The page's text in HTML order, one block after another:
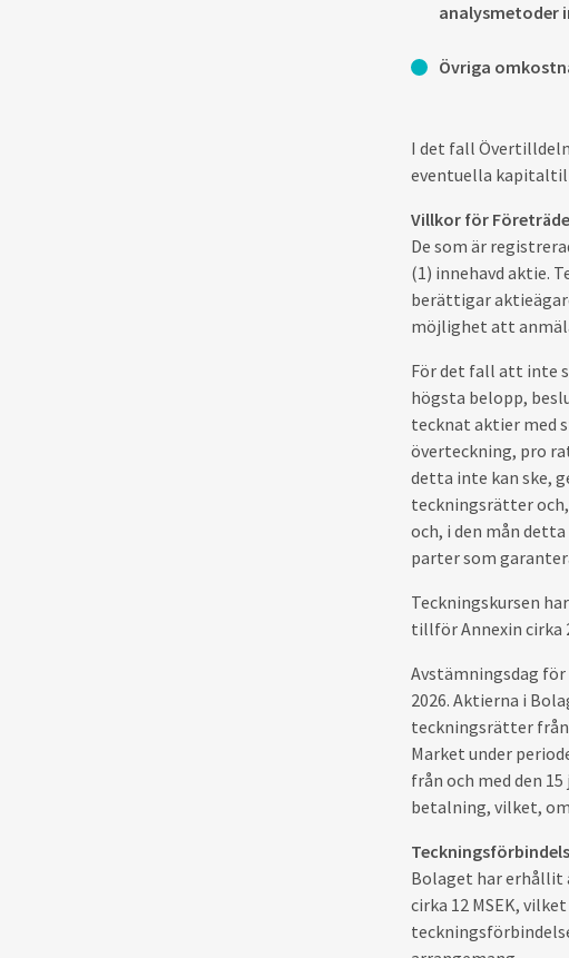
analysmetoder
Övriga
I det fall
eventuella
Villkor för
De som är
(1) innehavd aktie.
berättigar
möjlighet att
För det fall att inte
högsta belopp,
tecknat aktier med
överteckning, pro
detta inte kan ske,
teckningsrätter
och, i den mån
parter som
Teckningskursen
tillför Annexin cirka
Avstämningsdag
2026. Aktierna i
teckningsrätter från
Market under
från och med den
betalning, vilket,
Bolaget har erhållit
cirka 12 MSEK,